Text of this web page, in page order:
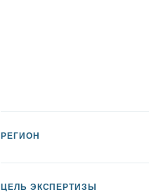
РЕГИОН
ЦЕЛЬ ЭКСПЕРТИЗЫ